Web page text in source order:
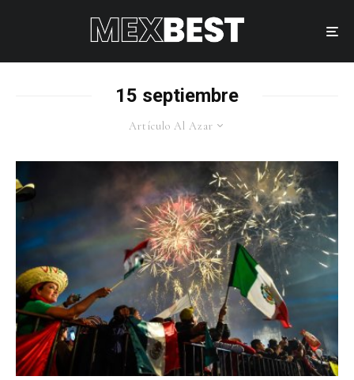
15 septiembre
Artículo Al Azar